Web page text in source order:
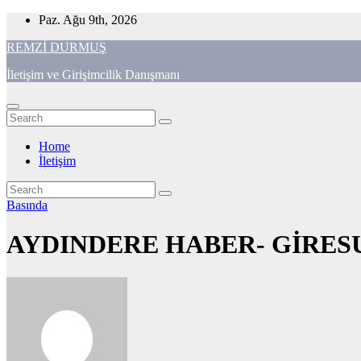
Skip
content
Paz. Ağu 9th, 2026
REMZİ DURMUŞ
İletişim ve Girişimcilik Danışmanı
Home
İletişim
Basında
AYDINDERE HABER-